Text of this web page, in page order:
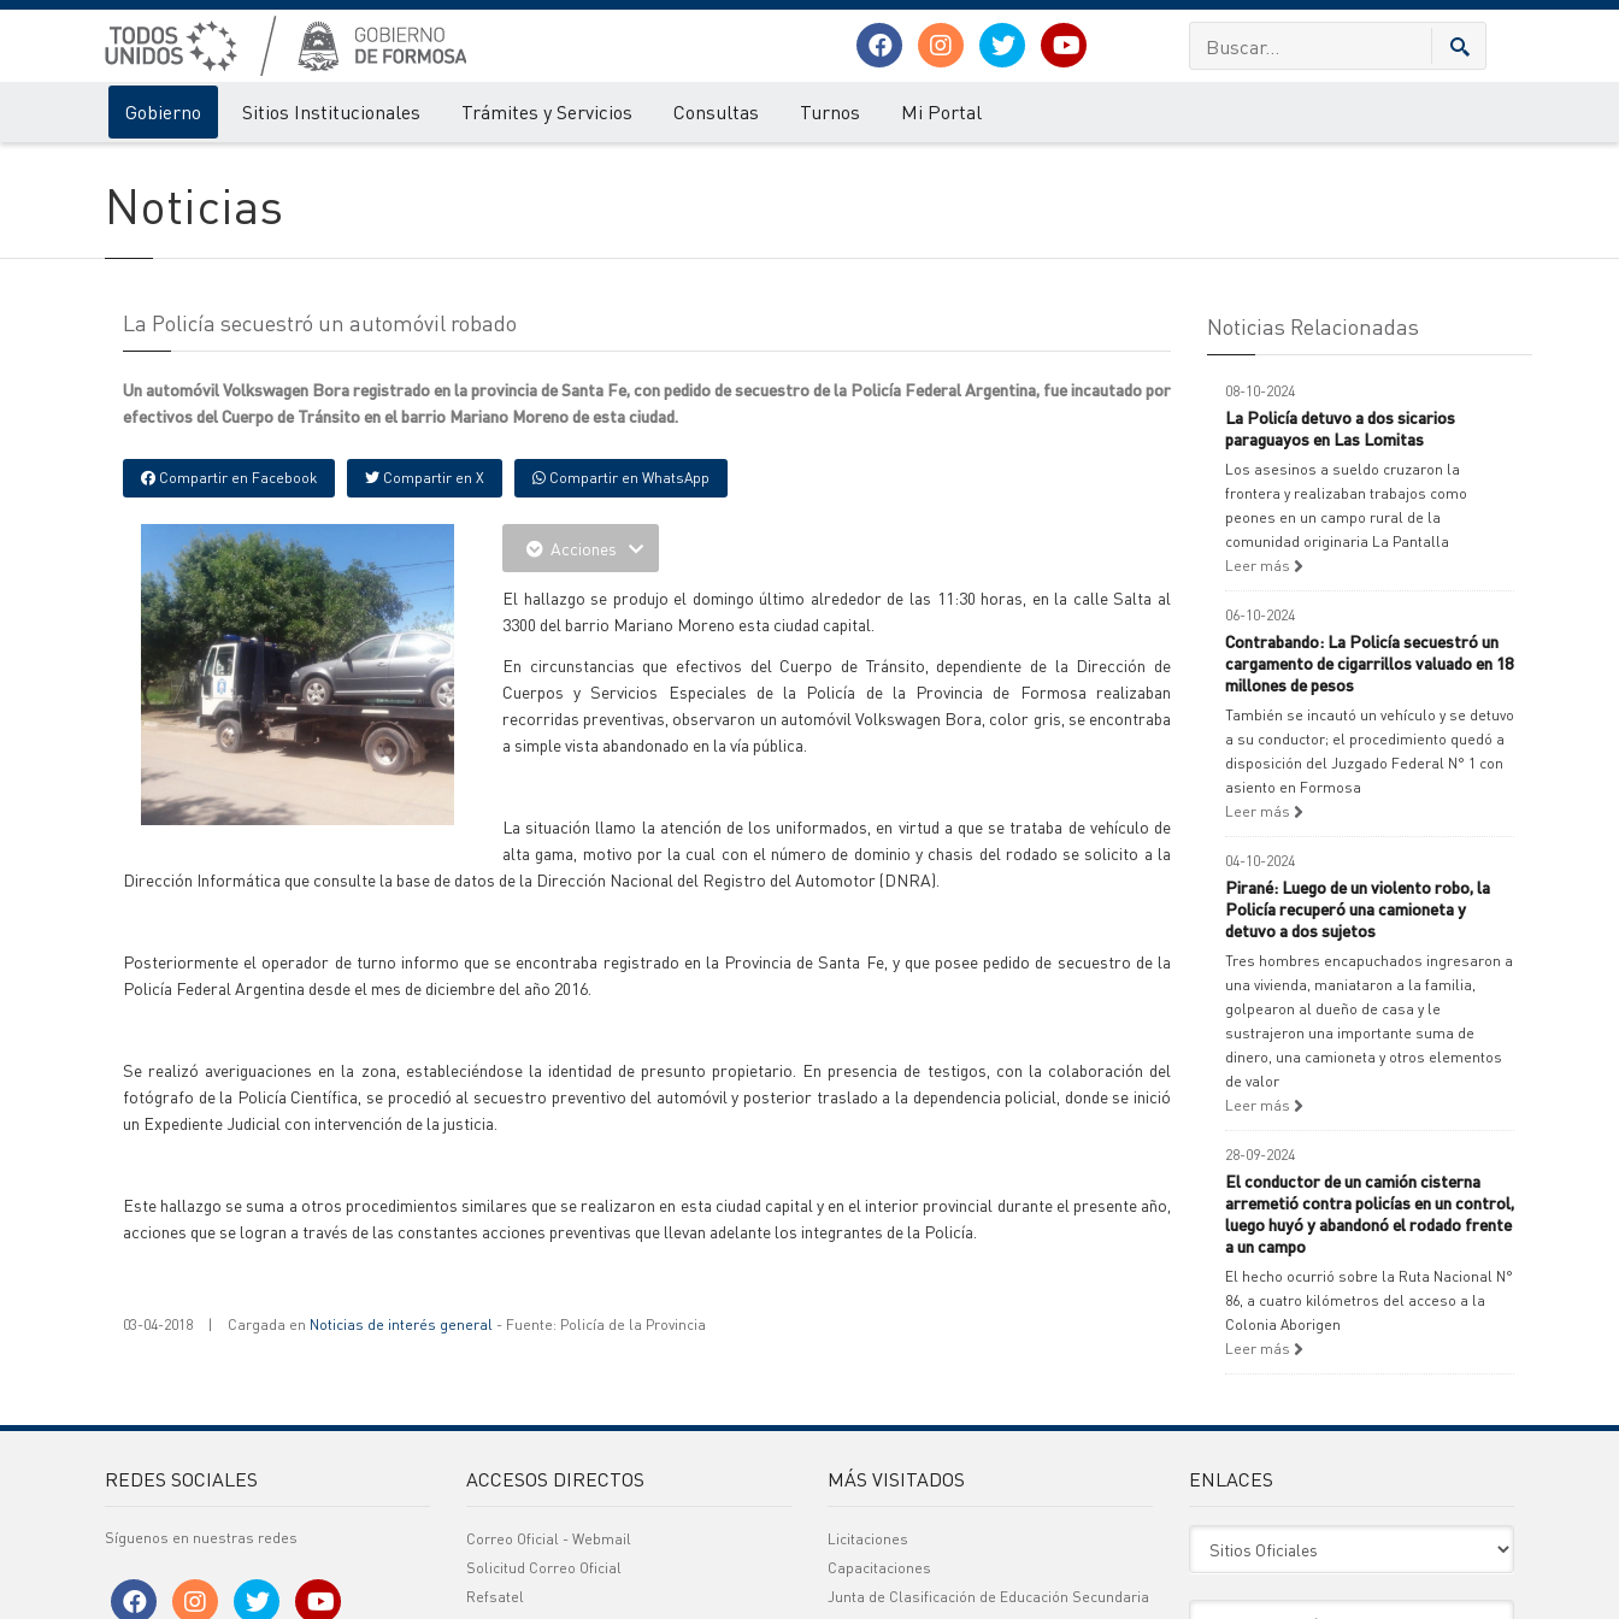
Gobierno Sitios Institucionales Trámites y Servicios Consultas Turnos Mi Portal
Noticias
La Policía secuestró un automóvil robado
Un automóvil Volkswagen Bora registrado en la provincia de Santa Fe, con pedido de secuestro de la Policía Federal Argentina, fue incautado por
efectivos del Cuerpo de Tránsito en el barrio Mariano Moreno de esta ciudad.
Compartir en Facebook Compartir en X Compartir en WhatsApp
Acciones
El hallazgo se produjo el domingo último alrededor de las 11:30 horas, en la calle Salta al
3300 del barrio Mariano Moreno esta ciudad capital.
En circunstancias que efectivos del Cuerpo de Tránsito, dependiente de la Dirección de
Cuerpos y Servicios Especiales de la Policía de la Provincia de Formosa realizaban
recorridas preventivas, observaron un automóvil Volkswagen Bora, color gris, se encontraba
a simple vista abandonado en la vía pública.
La situación llamo la atención de los uniformados, en virtud a que se trataba de vehículo de
alta gama, motivo por la cual con el número de dominio y chasis del rodado se solicito a la
Dirección Informática que consulte la base de datos de la Dirección Nacional del Registro del Automotor (DNRA).
Posteriormente el operador de turno informo que se encontraba registrado en la Provincia de Santa Fe, y que posee pedido de secuestro de la
Policía Federal Argentina desde el mes de diciembre del año 2016.
Se realizó averiguaciones en la zona, estableciéndose la identidad de presunto propietario. En presencia de testigos, con la colaboración del
fotógrafo de la Policía Científica, se procedió al secuestro preventivo del automóvil y posterior traslado a la dependencia policial, donde se inició
un Expediente Judicial con intervención de la justicia.
Este hallazgo se suma a otros procedimientos similares que se realizaron en esta ciudad capital y en el interior provincial durante el presente año,
acciones que se logran a través de las constantes acciones preventivas que llevan adelante los integrantes de la Policía.
03-04-2018 | Cargada en Noticias de interés general - Fuente: Policía de la Provincia
Noticias Relacionadas
08-10-2024
La Policía detuvo a dos sicarios
paraguayos en Las Lomitas
Los asesinos a sueldo cruzaron la
frontera y realizaban trabajos como
peones en un campo rural de la
comunidad originaria La Pantalla
Leer más
06-10-2024
Contrabando: La Policía secuestró un
cargamento de cigarrillos valuado en 18
millones de pesos
También se incautó un vehículo y se detuvo
a su conductor; el procedimiento quedó a
disposición del Juzgado Federal N° 1 con
asiento en Formosa
Leer más
04-10-2024
Pirané: Luego de un violento robo, la
Policía recuperó una camioneta y
detuvo a dos sujetos
Tres hombres encapuchados ingresaron a
una vivienda, maniataron a la familia,
golpearon al dueño de casa y le
sustrajeron una importante suma de
dinero, una camioneta y otros elementos
de valor
Leer más
28-09-2024
El conductor de un camión cisterna
arremetió contra policías en un control,
luego huyó y abandonó el rodado frente
a un campo
El hecho ocurrió sobre la Ruta Nacional N°
86, a cuatro kilómetros del acceso a la
Colonia Aborigen
Leer más
REDES SOCIALES
Síguenos en nuestras redes
ACCESOS DIRECTOS
Correo Oficial - Webmail
Solicitud Correo Oficial
Refsatel
MÁS VISITADOS
Licitaciones
Capacitaciones
Junta de Clasificación de Educación Secundaria
ENLACES